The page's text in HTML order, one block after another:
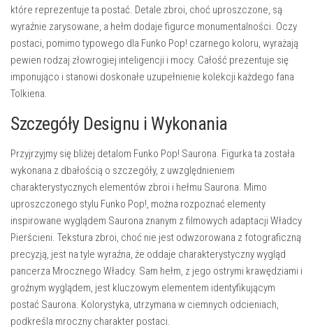
które reprezentuje ta postać. Detale zbroi, choć uproszczone, są
wyraźnie zarysowane, a hełm dodaje figurce monumentalności. Oczy
postaci, pomimo typowego dla Funko Pop! czarnego koloru, wyrażają
pewien rodzaj złowrogiej inteligencji i mocy. Całość prezentuje się
imponująco i stanowi doskonałe uzupełnienie kolekcji każdego fana
Tolkiena.
Szczegóły Designu i Wykonania
Przyjrzyjmy się bliżej detalom Funko Pop! Saurona. Figurka ta została
wykonana z dbałością o szczegóły, z uwzględnieniem
charakterystycznych elementów zbroi i hełmu Saurona. Mimo
uproszczonego stylu Funko Pop!, można rozpoznać elementy
inspirowane wyglądem Saurona znanym z filmowych adaptacji Władcy
Pierścieni. Tekstura zbroi, choć nie jest odwzorowana z fotograficzną
precyzją, jest na tyle wyraźna, że oddaje charakterystyczny wygląd
pancerza Mrocznego Władcy. Sam hełm, z jego ostrymi krawędziami i
groźnym wyglądem, jest kluczowym elementem identyfikującym
postać Saurona. Kolorystyka, utrzymana w ciemnych odcieniach,
podkreśla mroczny charakter postaci.